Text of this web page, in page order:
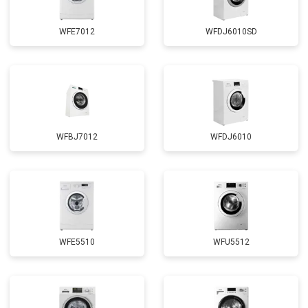
WFE7012 WFDJ6010SD
WFBJ7012 WFDJ6010
WFE5510 WFU5512